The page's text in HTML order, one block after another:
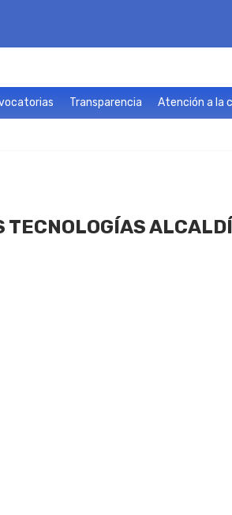
Transparencia Atención a la
TECNOLOGÍAS